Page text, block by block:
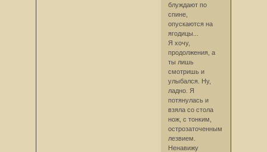
блуждают по
спине,
опускаются на
ягодицы...
Я хочу,
продолжения, а
ты лишь
смотришь и
улыбался. Ну,
ладно. Я
потянулась и
взяла со стола
нож, с тонким,
острозаточенным
лезвием.
Ненавижу